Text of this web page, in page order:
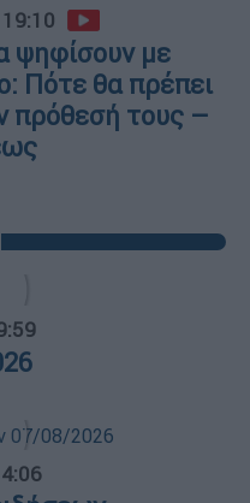
ψηφίσουν με
Πότε θα πρέπει
πρόθεσή τους –